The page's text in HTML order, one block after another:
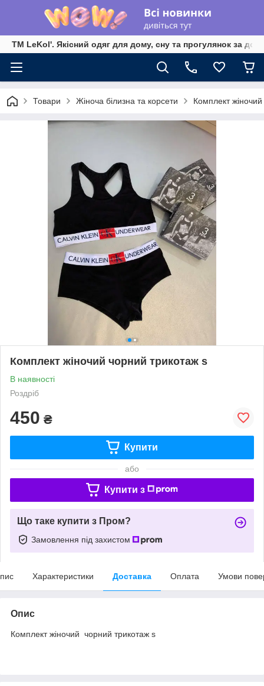
TM LeKol'. Якісний одяг для дому, сну та прогулянок за
Товари Жіноча білизна та корсети Комплект
Комплект жіночий чорний трикотаж s
В наявності
Роздріб
450 ₴
Купити
або
Купити з
Що таке купити з Пром?
Замовлення під захистом
Характеристики Доставка Оплата Умови
Опис
Комплект жіночий чорний трикотаж s